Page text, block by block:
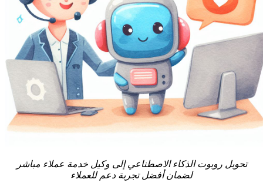
تحويل روبوت الذكاء الاصطناعي إلى وكيل خدمة عملاء مباشر
لضمان أفضل تجربة دعم للعملاء